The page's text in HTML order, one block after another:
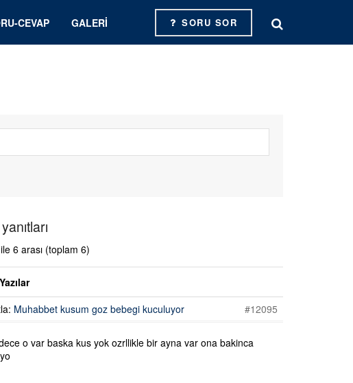
CEVAP GALERI SORU SOR
6 arası (toplam 6)
Yazılar
Muhabbet kusum goz bebegi kuculuyor #12095
o var baska kus yok ozrllikle bir ayna var ona bakinca